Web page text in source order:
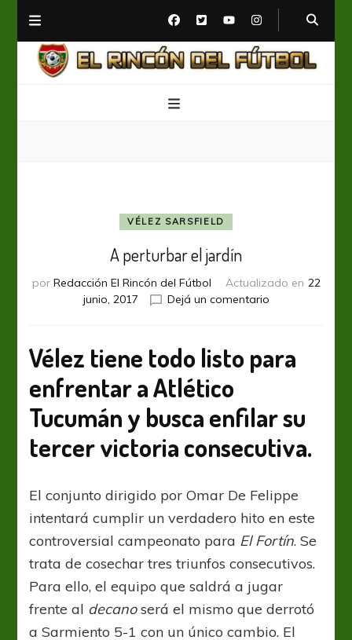
VÉLEZ SARSFIELD
A perturbar el jardín
por Redacción El Rincón del Fútbol Actualizado en 22
junio, 2017
Dejá un comentarioen
jardín
Vélez tiene todo listo para
enfrentar a Atlético
Tucumán y busca enfilar su
tercer victoria consecutiva.
El conjunto dirigido por Omar De Felippe
intentará cumplir un verdadero hito en este
controversial campeonato para El Fortín. Se
trata de cosechar tres triunfos consecutivos.
Para ello, el equipo que saldrá a jugar
frente al decanoserá el mismo que derrotó
a Sarmiento 5-1 con un único cambio. El